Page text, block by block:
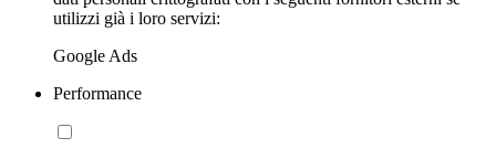
utilizzi già i loro servizi:
Google Ads
Performance